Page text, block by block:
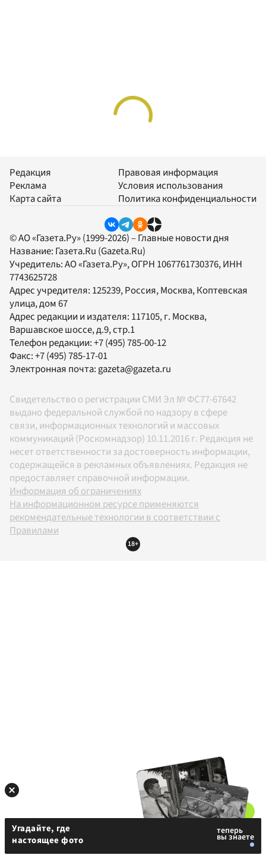
Редакция
Реклама
Карта сайта
Правовая информация
Условия использования
Политика конфиденциальности
© АО «Газета.Ру» (1999-2026) – Главные новости дня
Название: Газета.Ru (Gazeta.Ru)
Учредитель:АО «Газета.Ру», ОГРН 1067761730376, ИНН
7743625728
Адрес учредителя: 125239, Россия, Москва, Коптевская
улица, дом 67
Адрес редакции и издателя: 117105, г. Москва,
Варшавское шоссе, д.9, стр.1
Телефон редакции:+7 (495) 785-00-12
Факс:+7 (495) 785-17-01
Электронная почта: gazeta@gazeta.ru
Свидетельство о регистрации СМИ Эл № ФС77-67642
выдано федеральной службой по надзору в сфере
связи, информационных технологий и массовых
коммуникаций (Роскомнадзор) 10.11.2016 г. Редакция не
несет ответственности за достоверность информации,
содержащейся в рекламных объявлениях. Редакция не
предоставляет справочной информации.
Информация об ограничениях
На информационном ресурсе применяются
рекомендательные технологии в соответствии с
Правилами
18+
Угадайте, где
настоящее фото